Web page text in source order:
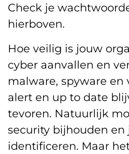
Check je
hierboven.
Hoe veilig is jouw
cyber aanvallen en
malware, spyware en
alert en up to date
tevoren. Natuurlijk
security bijhouden
identificeren. Maar